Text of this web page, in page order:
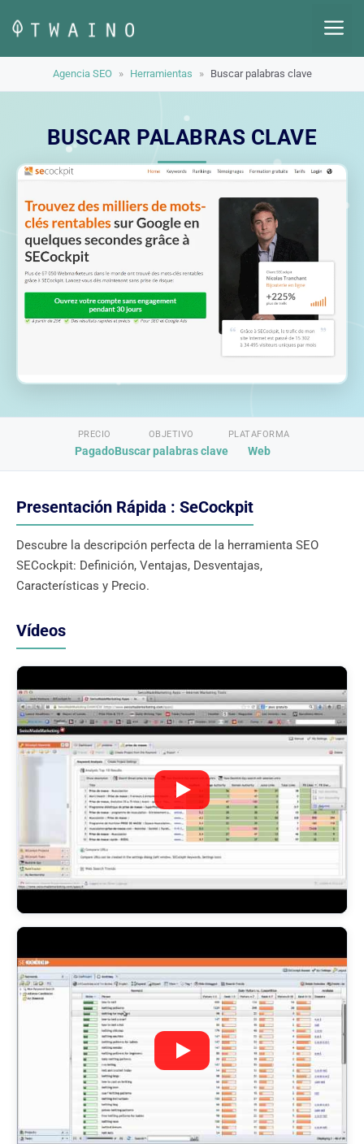
contenido
Agencia SEO » Herramientas » Buscar palabras clave
BUSCAR PALABRAS CLAVE
PRECIO
Pagado
OBJETIVO
Buscar palabras clave
PLATAFORMA
Web
Presentación Rápida : SeCockpit
Descubre la descripción perfecta de la herramienta SEO
SECockpit: Definición, Ventajas, Desventajas,
Características y Precio.
Vídeos